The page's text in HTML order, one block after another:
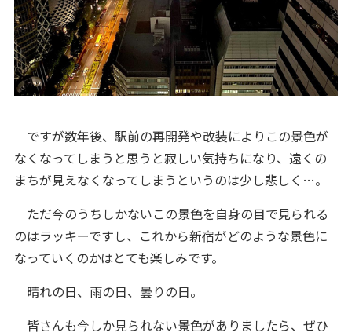
ですが数年後、駅前の再開発や改装によりこの景色が
なくなってしまうと思うと寂しい気持ちになり、遠くの
まちが見えなくなってしまうというのは少し悲しく…。
ただ今のうちしかないこの景色を自身の目で見られる
のはラッキーですし、これから新宿がどのような景色に
なっていくのかはとても楽しみです。
晴れの日、雨の日、曇りの日。
皆さんも今しか見られない景色がありましたら、ぜひ